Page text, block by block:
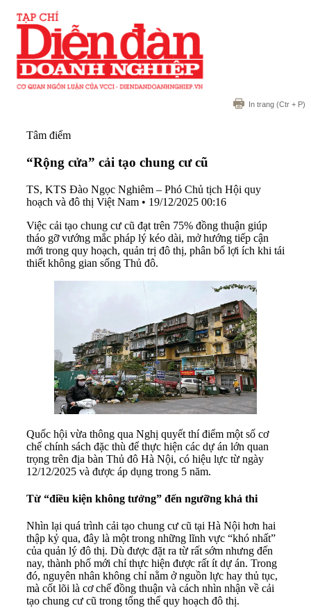
In trang (Ctr + P)
Tâm điểm
“Rộng cửa” cải tạo chung cư cũ
TS, KTS Đào Ngọc Nghiêm – Phó Chủ tịch Hội quy
hoạch và đô thị Việt Nam • 19/12/2025 00:16
Việc cải tạo chung cư cũ đạt trên 75% đồng thuận giúp
tháo gỡ vướng mắc pháp lý kéo dài, mở hướng tiếp cận
mới trong quy hoạch, quản trị đô thị, phân bổ lợi ích khi tái
thiết không gian sống Thủ đô.
Quốc hội vừa thông qua Nghị quyết thí điểm một số cơ
chế chính sách đặc thù để thực hiện các dự án lớn quan
trọng trên địa bàn Thủ đô Hà Nội, có hiệu lực từ ngày
12/12/2025 và được áp dụng trong 5 năm.
Từ “điều kiện không tưởng” đến ngưỡng khả thi
Nhìn lại quá trình cải tạo chung cư cũ tại Hà Nội hơn hai
thập kỷ qua, đây là một trong những lĩnh vực “khó nhất”
của quản lý đô thị. Dù được đặt ra từ rất sớm nhưng đến
nay, thành phố mới chỉ thực hiện được rất ít dự án. Trong
đó, nguyên nhân không chỉ nằm ở nguồn lực hay thủ tục,
mà cốt lõi là cơ chế đồng thuận và cách nhìn nhận về cải
tạo chung cư cũ trong tổng thể quy hoạch đô thị.